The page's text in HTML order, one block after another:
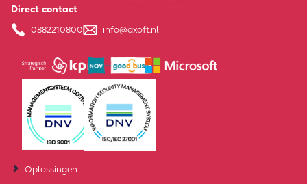
Direct contact
0882210800 info@axoft.nl
Oplossingen